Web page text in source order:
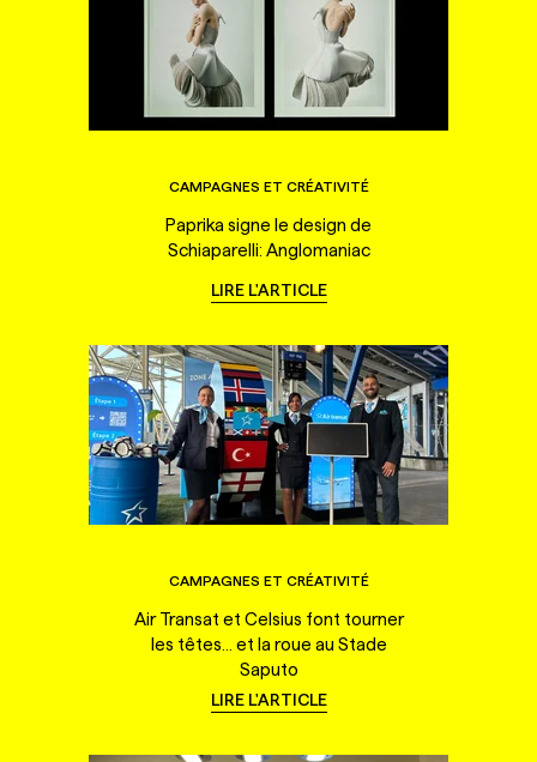
CAMPAGNES ET CRÉATIVITÉ
Paprika signe le design de
Schiaparelli: Anglomaniac
LIRE L'ARTICLE
CAMPAGNES ET CRÉATIVITÉ
Air Transat et Celsius font tourner
les têtes... et la roue au Stade
Saputo
LIRE L'ARTICLE